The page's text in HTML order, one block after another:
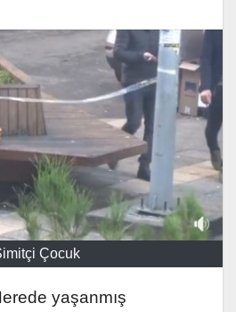
Çocuk
yaşanmış